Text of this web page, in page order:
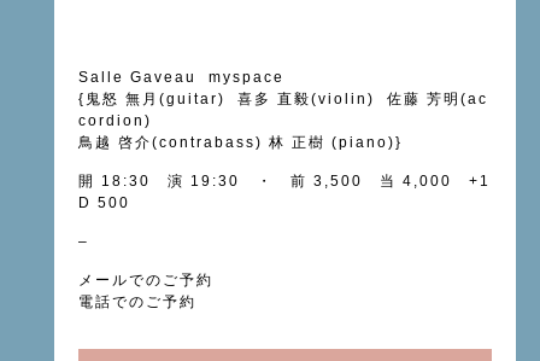
Salle Gaveau myspace
{ 鬼怒 無月 (guitar) 喜多 直毅(violin) 佐藤 芳明 (ac
cordion)
鳥越 啓介(contrabass) 林 正樹 (piano)}
開 18:30 演 19:30 ・ 前 3,500 当 4,000 +1
D 500
–
メールでのご予約
電話でのご予約